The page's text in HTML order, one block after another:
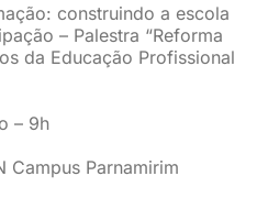
construindo a escola
– Palestra “Reforma
da Educação Profissional
– 9h
Campus Parnamirim